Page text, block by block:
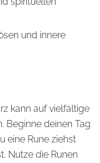
und innere
kann auf vielfältige
Beginne deinen Tag
eine Rune ziehst
Nutze die Runen